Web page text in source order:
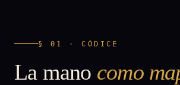
§ 01 · CÓDICE
La mano como